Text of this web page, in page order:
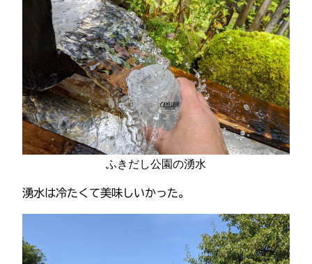
ふきだし公園の湧水
湧水は冷たくて美味しいかった。